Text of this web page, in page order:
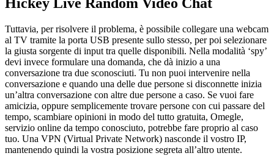
Tuttavia, per risolvere il problema, è possibile collegare una webcam
al TV tramite la porta USB presente sullo stesso, per poi selezionare
la giusta sorgente di input tra quelle disponibili. Nella modalità ‘spy’
devi invece formulare una domanda, che dà inizio a una
conversazione tra due sconosciuti. Tu non puoi intervenire nella
conversazione e quando una delle due persone si disconnette inizia
un’altra conversazione con altre due persone a caso. Se vuoi fare
amicizia, oppure semplicemente trovare persone con cui passare del
tempo, scambiare opinioni in modo del tutto gratuita, Omegle,
servizio online da tempo conosciuto, potrebbe fare proprio al caso
tuo. Una VPN (Virtual Private Network) nasconde il vostro IP,
mantenendo quindi la vostra posizione segreta all’altro utente.